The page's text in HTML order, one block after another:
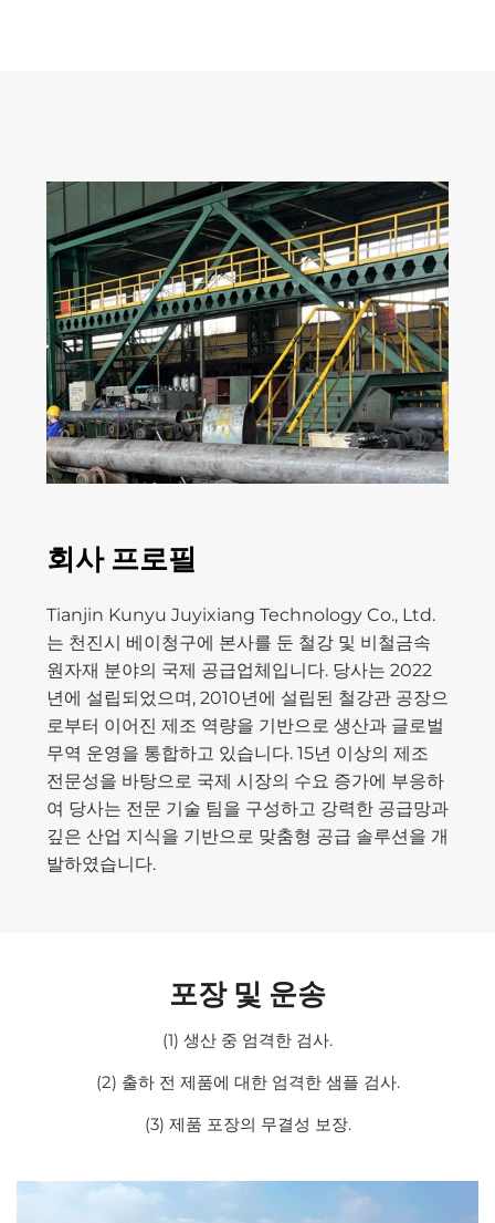
회사 프로필
Tianjin Kunyu Juyixiang Technology Co., Ltd.
는 천진시 베이청구에 본사를 둔 철강 및 비철금속
원자재 분야의 국제 공급업체입니다. 당사는 2022
년에 설립되었으며, 2010년에 설립된 철강관 공장으
로부터 이어진 제조 역량을 기반으로 생산과 글로벌
무역 운영을 통합하고 있습니다. 15년 이상의 제조
전문성을 바탕으로 국제 시장의 수요 증가에 부응하
여 당사는 전문 기술 팀을 구성하고 강력한 공급망과
깊은 산업 지식을 기반으로 맞춤형 공급 솔루션을 개
발하였습니다.
포장 및 운송
(1) 생산 중 엄격한 검사.
(2) 출하 전 제품에 대한 엄격한 샘플 검사.
(3) 제품 포장의 무결성 보장.